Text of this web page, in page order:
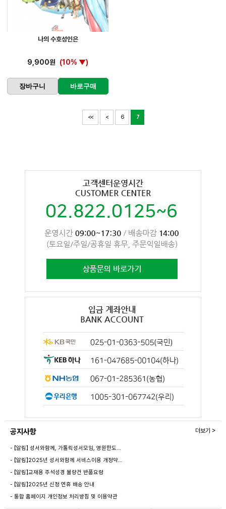
나의 수호성인은
9,900원 (10% ▼)
장바구니 바로구매
<< < 6 7
공지사항
- 【알림】 성서와함께, 가톨릭성서모임, 영원한도…
- 【알림】2025년 성서와함께 서비스이용 개정약…
- 【알림】교재용 주석성경 불량건 반품요령
- 【알림】2025년 신정 연휴 배송 안내
- 통합 홈페이지 개인정보 처리방침 및 이용약관
더보기 >